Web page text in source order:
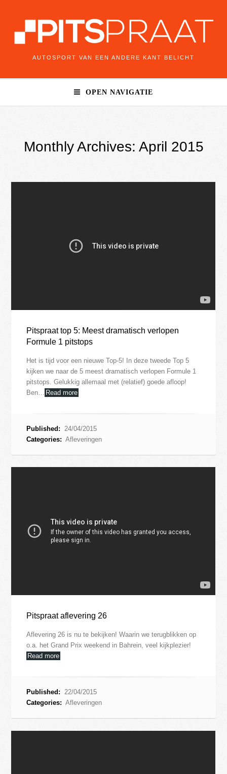
AUTOSPORT VAN EEN ANDERE KANT BELICHT
OPEN NAVIGATIE
Monthly Archives: April 2015
Pitspraat top 5: Meest dramatisch verlopen
Formule 1 pitstops
Het is tijd voor een nieuwe Top-5! In deze tweede Top 5
kijken we naar de 5 meest dramatisch verlopen Formule 1
pitstops. Gelukkig allemaal met (relatief) goede afloop!
Ben… Read more
Published: 24/04/2015
Categories: Afleveringen
Pitspraat aflevering 26
Aflevering 26 is nu te bekijken! Waarin we terugblikken op
o.a. het Grand Prix weekend in Bahrein, veel kijkplezier!
Read more
Published: 22/04/2015
Categories: Afleveringen